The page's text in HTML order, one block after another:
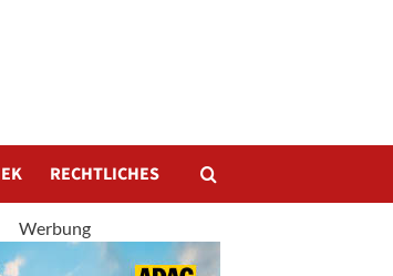
RECHTLICHES
Werbung